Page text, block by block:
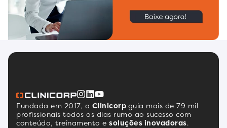
Fundada em 2017, a Clinicorp guia mais de 79 mil
profissionais todos os dias rumo ao sucesso com
conteúdo, treinamento e soluções inovadoras.